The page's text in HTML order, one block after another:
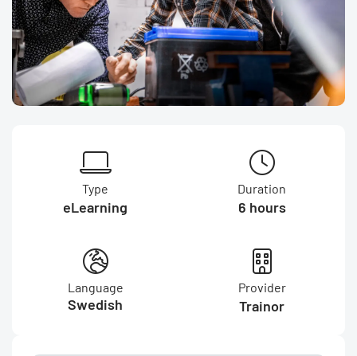
Type
eLearning
Duration
6 hours
Language
Swedish
Provider
Trainor